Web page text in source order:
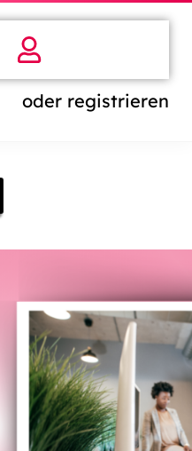
oder registrieren